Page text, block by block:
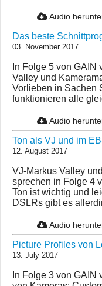
Audio
Das beste
03. November 2017
In Folge 5 von GAIN
Valley und
Vorlieben in Sachen
funktionieren alle
Audio
Ton als VJ und im
12. August 2017
VJ-Markus Valley
sprechen in Folge 4
Ton ist wichtig und
DSLRs gibt es
Audio
Picture Profiles von
13. July 2017
In Folge 3 von GAIN